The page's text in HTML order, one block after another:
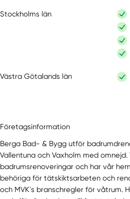
Stockholms län
Västra Götalands län
Företagsinformation
Berga Bad- & Bygg utför
Vallentuna och Vaxholm med
badrumsrenoveringar och har vår
behöriga för tätskiktsarbeten och
och MVK´s branschregler för våtrum.